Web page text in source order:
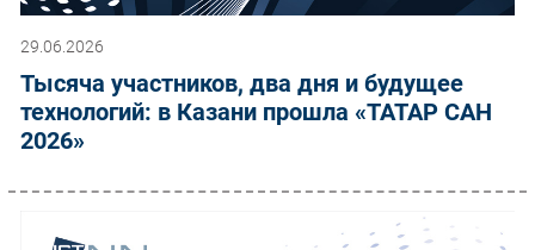
29.06.2026
Тысяча участников, два дня и будущее
технологий: в Казани прошла «ТАТАР САН
2026»